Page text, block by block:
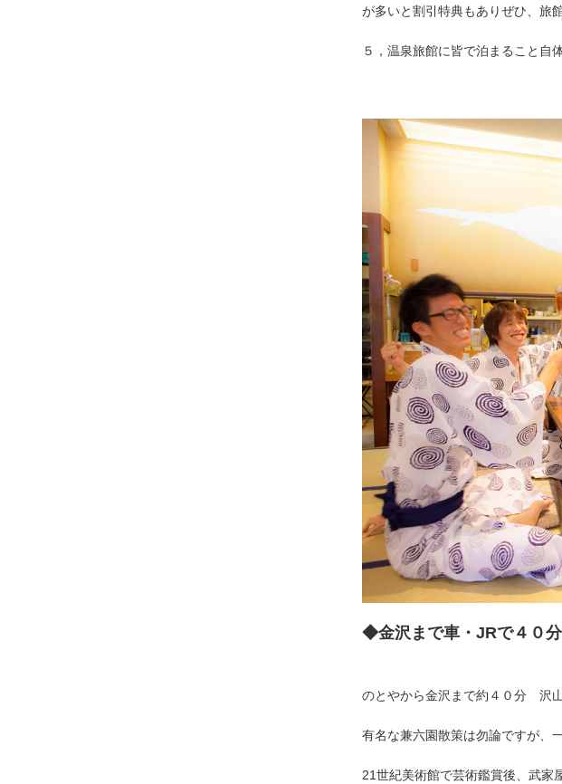
が多いと割引特典もありぜひ、旅
５，温泉旅館に皆で泊まること自
◆金沢まで車・JRで４０
のとやから金沢まで約４０分 沢山
有名な兼六園散策は勿論ですが、
21世紀美術館で芸術鑑賞後、武家